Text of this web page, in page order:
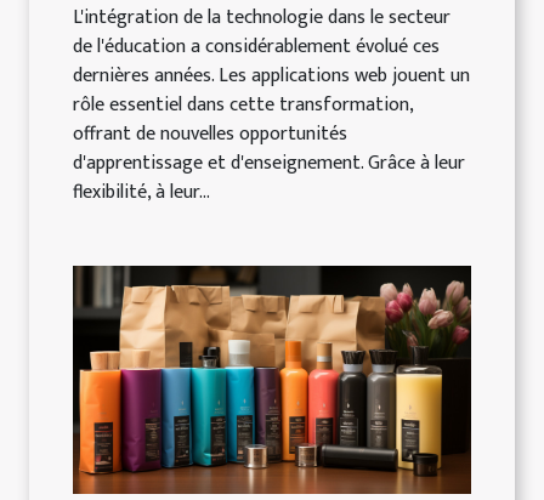
L'intégration de la technologie dans le secteur
de l'éducation a considérablement évolué ces
dernières années. Les applications web jouent un
rôle essentiel dans cette transformation,
offrant de nouvelles opportunités
d'apprentissage et d'enseignement. Grâce à leur
flexibilité, à leur...